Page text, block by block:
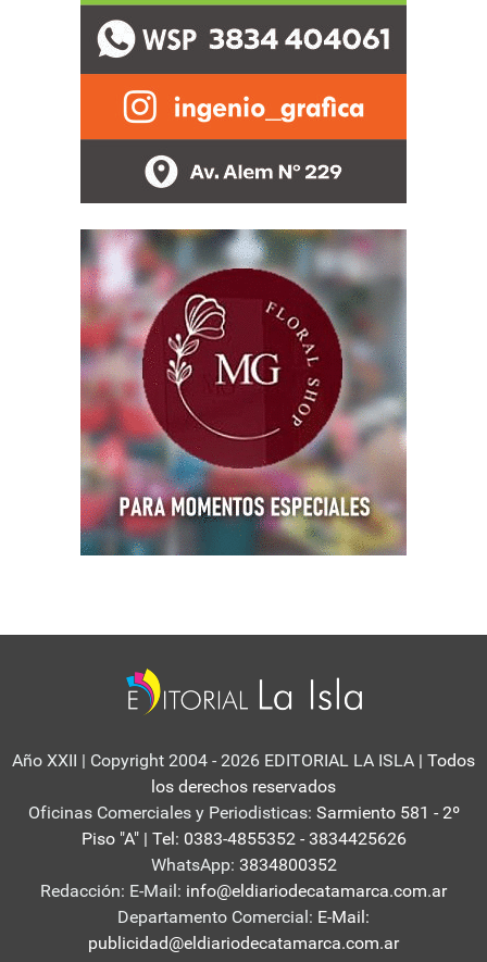
Año XXII | Copyright 2004 - 2026 EDITORIAL LA ISLA | Todos
los derechos reservados
Oficinas Comerciales y Periodisticas: Sarmiento 581 - 2º
Piso "A" | Tel: 0383-4855352 - 3834425626
WhatsApp: 3834800352
Redacción: E-Mail: info@eldiariodecatamarca.com.ar
Departamento Comercial: E-Mail:
publicidad@eldiariodecatamarca.com.ar